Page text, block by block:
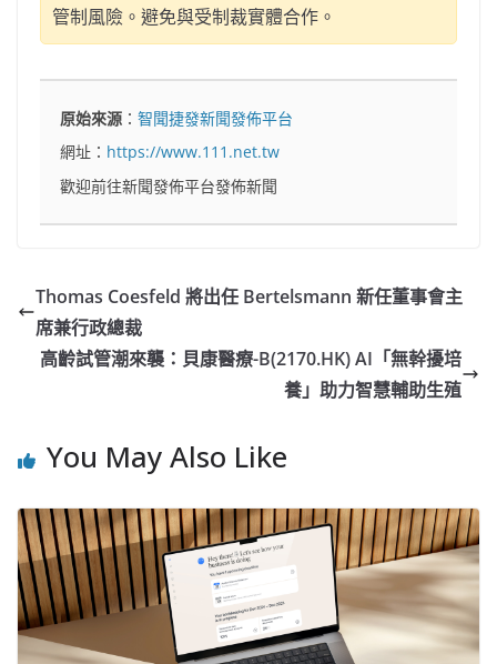
管制風險。避免與受制裁實體合作。
原始來源 ：智聞捷發新聞發佈平台
網址： https://www.111.net.tw
歡迎前往新聞發佈平台發佈新聞
Thomas Coesfeld 將出任 Bertelsmann 新任董事會主
席兼行政總裁
高齡試管潮來襲：貝康醫療-B(2170.HK) AI「無幹擾培
養」助力智慧輔助生殖
You May Also Like